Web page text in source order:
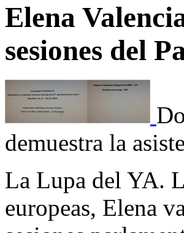
Elena
sesiones del
demuestra la
La Lupa del YA.
europeas, Elena